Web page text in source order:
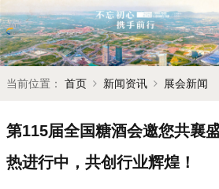
当前位置： 首页 新闻资讯 展会新闻
第115届全国糖酒会邀您共襄
热进行中，共创行业辉煌！